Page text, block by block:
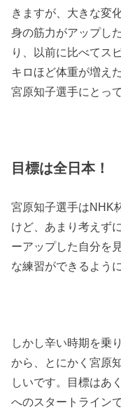
きますが、大きな変
身の筋力がアップし
り、以前に比べてス
キロほど体重が増え
宮原知子選手にとっ
目標は全日本！
宮原知子選手はNHK
けど、あまり考えず
ーアップした自分を
な練習ができるよう
しかし辛い時期を乗
から、とにかく宮原
しいです。目標はあ
へのスタートライン